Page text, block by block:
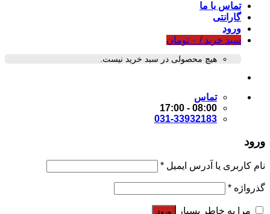
تماس با ما
گارانتی
ورود
سبد خرید / ۰ تومان
هیچ محصولی در سبد خرید نیست.
تماس
08:00 - 17:00
031-33932183
ورود
نام کاربری یا آدرس ایمیل *
گذرواژه *
مرا به خاطر بسپار ورود